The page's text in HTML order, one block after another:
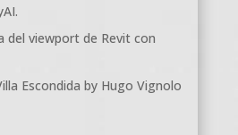
del viewport de Revit con
Escondida by Hugo Vignolo